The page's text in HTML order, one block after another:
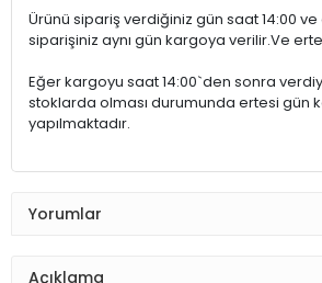
Ürünü sipariş verdiğiniz gün saat 14:00
siparişiniz aynı gün kargoya verilir.Ve
Eğer kargoyu saat 14:00`den sonra
stoklarda olması durumunda ertesi gün
yapılmaktadır.
Yorumlar
Açıklama